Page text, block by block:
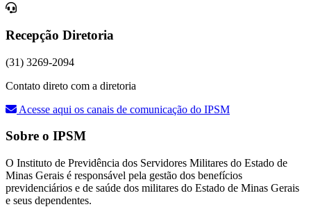
Recepção Diretoria
(31) 3269-2094
Contato direto com a diretoria
Acesse aqui os canais de comunicação do IPSM
Sobre o IPSM
O Instituto de Previdência dos Servidores Militares do Estado de
Minas Gerais é responsável pela gestão dos benefícios
previdenciários e de saúde dos militares do Estado de Minas Gerais
e seus dependentes.